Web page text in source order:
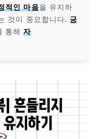
적인 마음을 유지하
것이 중요합니다. 긍
통해자